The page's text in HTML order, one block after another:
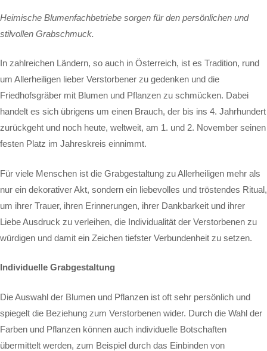
Heimische Blumenfachbetriebe sorgen für den persönlichen und
stilvollen Grabschmuck.
In zahlreichen Ländern, so auch in Österreich, ist es Tradition, rund
um Allerheiligen lieber Verstorbener zu gedenken und die
Friedhofsgräber mit Blumen und Pflanzen zu schmücken. Dabei
handelt es sich übrigens um einen Brauch, der bis ins 4. Jahrhundert
zurückgeht und noch heute, weltweit, am 1. und 2. November seinen
festen Platz im Jahreskreis einnimmt.
Für viele Menschen ist die Grabgestaltung zu Allerheiligen mehr als
nur ein dekorativer Akt, sondern ein liebevolles und tröstendes Ritual,
um ihrer Trauer, ihren Erinnerungen, ihrer Dankbarkeit und ihrer
Liebe Ausdruck zu verleihen, die Individualität der Verstorbenen zu
würdigen und damit ein Zeichen tiefster Verbundenheit zu setzen.
Individuelle Grabgestaltung
Die Auswahl der Blumen und Pflanzen ist oft sehr persönlich und
spiegelt die Beziehung zum Verstorbenen wider. Durch die Wahl der
Farben und Pflanzen können auch individuelle Botschaften
übermittelt werden, zum Beispiel durch das Einbinden von